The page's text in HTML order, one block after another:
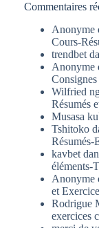
Commentaires
Anonyme
Cours-
trendbet
Anonyme
Wilfried
Résumés
Musasa
Tshitoko
Résumés-
kavbet
éléments-
Anonyme
et
Rodrigue
exercices